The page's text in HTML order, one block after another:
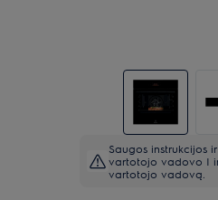
Saugos instrukcijos
vartotojo vadovo I
vartotojo vadovą.